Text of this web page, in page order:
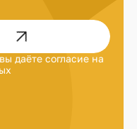
даёте согласие на